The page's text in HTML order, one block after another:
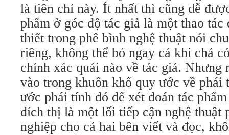
là tiên chỉ này. Ít nhất thì cũng dễ
phẩm ở góc độ tác giả là một thao tác
thiết trong phê bình nghệ thuật nói
riêng, không thể bỏ ngay cả khi chả
chính xác quái nào về tác giả. Nhưng
vào trong khuôn khổ quy ước về phái
ước phái tính đó để xét đoán tác
đích thị là một lối tiếp cận nghệ thuật
nghiệp cho cả hai bên viết và đọc,